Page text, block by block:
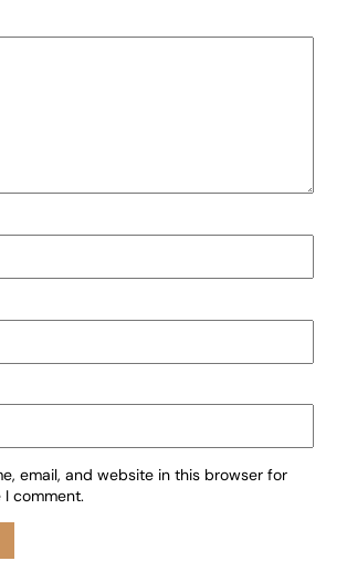
email, and website in this browser for
comment.